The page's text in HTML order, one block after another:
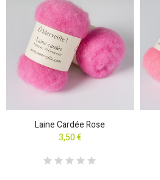
Laine Cardée Rose
3,50 €